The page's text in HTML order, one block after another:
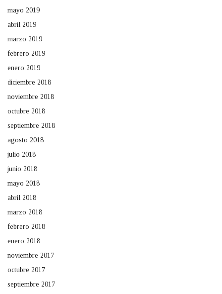
mayo 2019
abril 2019
marzo 2019
febrero 2019
enero 2019
diciembre 2018
noviembre 2018
octubre 2018
septiembre 2018
agosto 2018
julio 2018
junio 2018
mayo 2018
abril 2018
marzo 2018
febrero 2018
enero 2018
noviembre 2017
octubre 2017
septiembre 2017